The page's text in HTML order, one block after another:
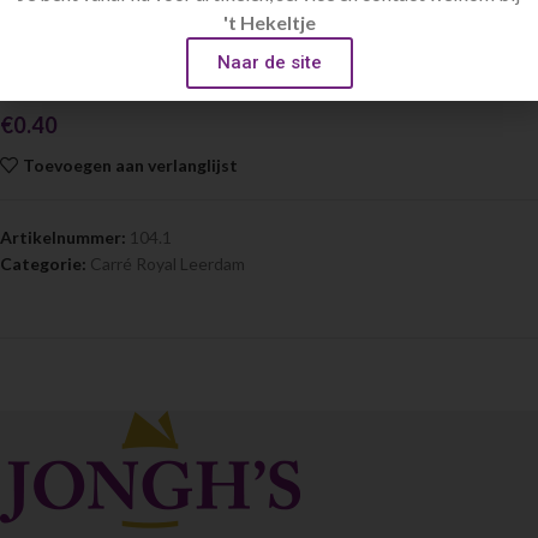
Carré Royal Leerdam
€0.40
Toevoegen aan verlanglijst
Artikelnummer: 104.1
Categorie: Carré Royal Leerdam
't Hekeltje
Naar de site